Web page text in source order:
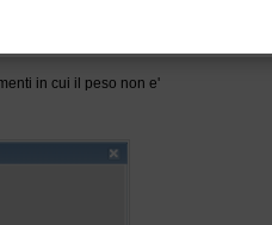
in cui il peso non e'